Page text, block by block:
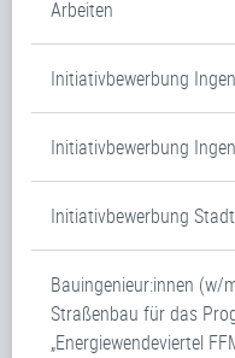
Arbeiten
Initiativbewerbung
Initiativbewerbung
Initiativbewerbung
Bauingenieur:innen (w/
Straßenbau für das
„Energiewendeviertel